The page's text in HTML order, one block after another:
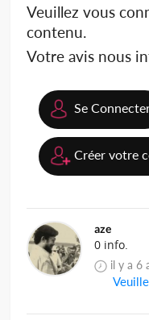
Veuillez vous
contenu.
Votre avis nous
Se
Créer votre
aze
0 info.
il y a